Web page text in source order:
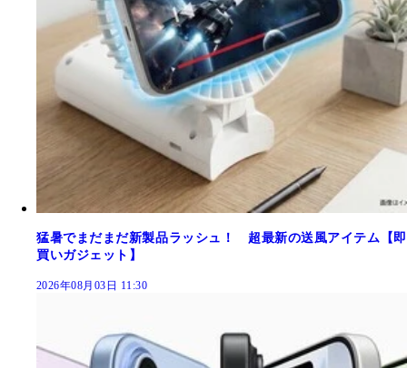
猛暑でまだまだ新製品ラッシュ！ 超最新の送風アイテム【即
買いガジェット】
2026年08月03日 11:30